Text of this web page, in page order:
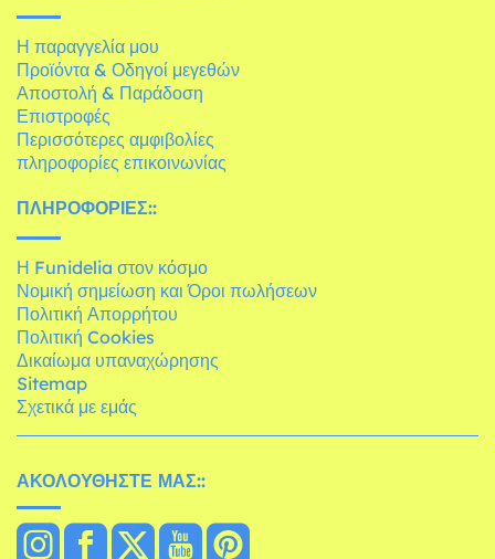
Η παραγγελία μου
Προϊόντα & Οδηγοί μεγεθών
Αποστολή & Παράδοση
Επιστροφές
Περισσότερες αμφιβολίες
πληροφορίες επικοινωνίας
ΠΛΗΡΟΦΟΡΊΕΣ::
Η Funidelia στον κόσμο
Νομική σημείωση και Όροι πωλήσεων
Πολιτική Απορρήτου
Πολιτική Cookies
Δικαίωμα υπαναχώρησης
Sitemap
Σχετικά με εμάς
ΑΚΟΛΟΥΘΉΣΤΕ ΜΑΣ::